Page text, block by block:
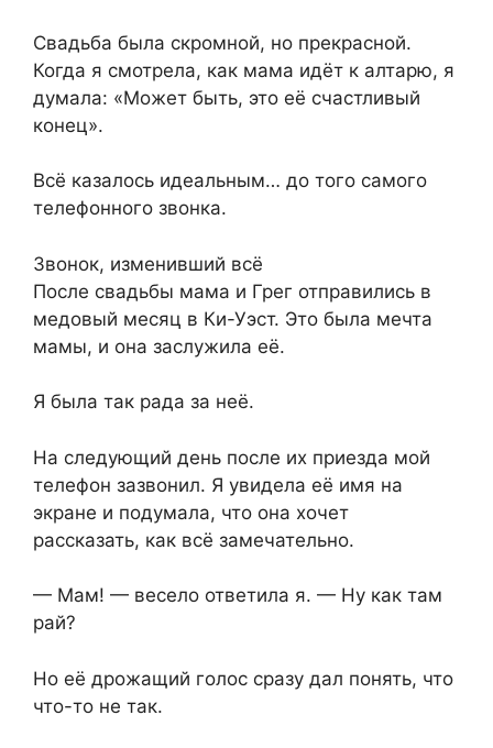
Свадьба была скромной, но прекрасной.
Когда я смотрела, как мама идёт к алтарю, я
думала: «Может быть, это её счастливый
конец».
Всё казалось идеальным… до того самого
телефонного звонка.
Звонок, изменивший всё
После свадьбы мама и Грег отправились в
медовый месяц в Ки-Уэст. Это была мечта
мамы, и она заслужила её.
Я была так рада за неё.
На следующий день после их приезда мой
телефон зазвонил. Я увидела её имя на
экране и подумала, что она хочет
рассказать, как всё замечательно.
— Мам! — весело ответила я. — Ну как там
рай?
Но её дрожащий голос сразу дал понять, что
что-то не так.